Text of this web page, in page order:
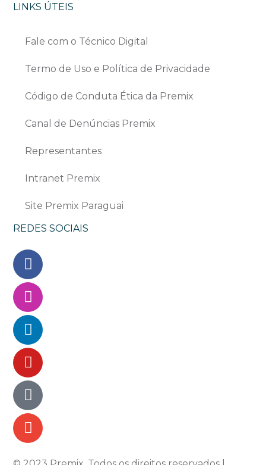
LINKS ÚTEIS
Fale com o Técnico Digital
Termo de Uso e Política de Privacidade
Código de Conduta Ética da Premix
Canal de Denúncias Premix
Representantes
Intranet Premix
Site Premix Paraguai
REDES SOCIAIS